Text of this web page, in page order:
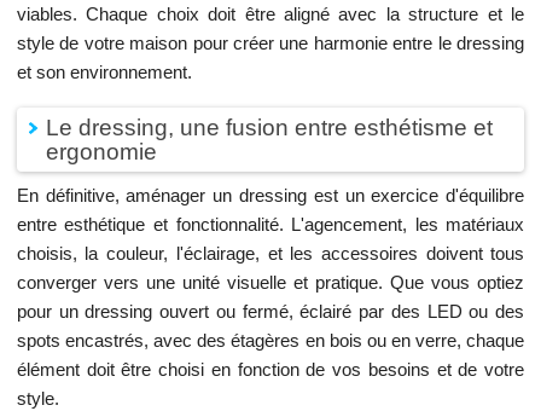
viables. Chaque choix doit être aligné avec la structure et le
style de votre maison pour créer une harmonie entre le dressing
et son environnement.
Le dressing, une fusion entre esthétisme et
ergonomie
En définitive, aménager un dressing est un exercice d'équilibre
entre esthétique et fonctionnalité. L'agencement, les matériaux
choisis, la couleur, l'éclairage, et les accessoires doivent tous
converger vers une unité visuelle et pratique. Que vous optiez
pour un dressing ouvert ou fermé, éclairé par des LED ou des
spots encastrés, avec des étagères en bois ou en verre, chaque
élément doit être choisi en fonction de vos besoins et de votre
style.